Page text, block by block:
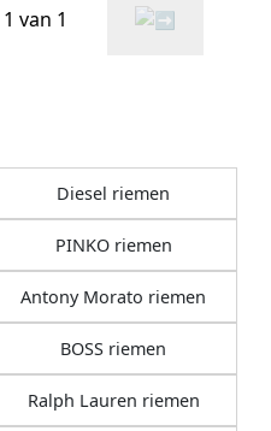
van 1
Diesel riemen
PINKO riemen
Antony Morato riemen
BOSS riemen
Ralph Lauren riemen